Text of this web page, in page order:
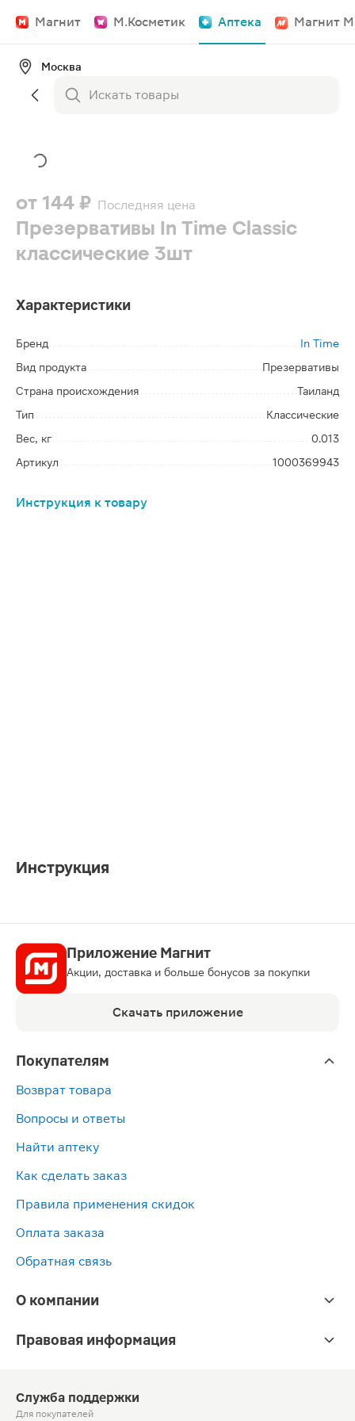
Магнит М.Косметик Аптека Магнит
Москва
от 144 ₽ Последняя цена
Презервативы In Time Classic
классические 3шт
Характеристики
Бренд
In Time
Вид продукта
Презервативы
Страна происхождения
Таиланд
Тип
Классические
Вес, кг
0.013
Артикул
1000369943
Инструкция к товару
Инструкция
Приложение Магнит
Акции, доставка и больше бонусов за покупки
Скачать приложение
Покупателям
Возврат товара
Вопросы и ответы
Найти аптеку
Как сделать заказ
Правила применения скидок
Оплата заказа
Обратная связь
О компании
Правовая информация
Служба поддержки
Для покупателей